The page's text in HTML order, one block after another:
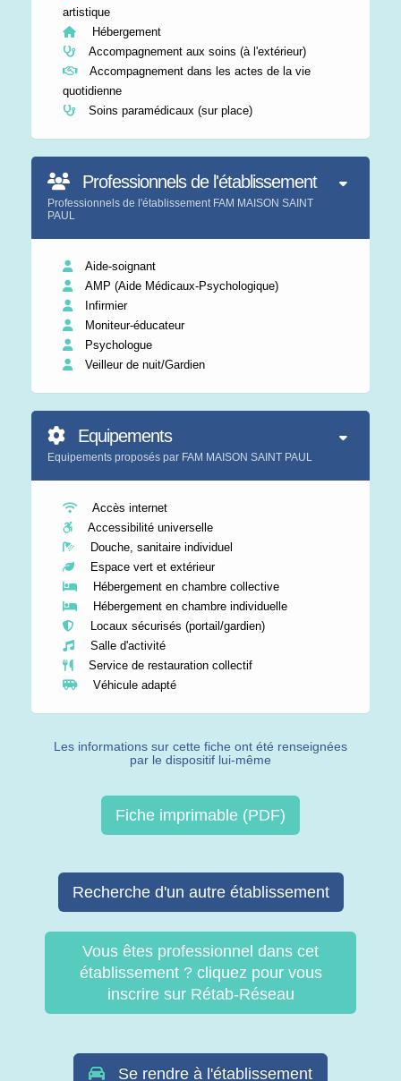
artistique
Hébergement
Accompagnement aux soins (à l'extérieur)
Accompagnement dans les actes de la vie
quotidienne
Soins paramédicaux (sur place)
Professionnels de l'établissement
Professionnels de l'établissement FAM MAISON SAINT
PAUL
Aide-soignant
AMP (Aide Médicaux-Psychologique)
Infirmier
Moniteur-éducateur
Psychologue
Veilleur de nuit/Gardien
Equipements
Equipements proposés par FAM MAISON SAINT PAUL
Accès internet
Accessibilité universelle
Douche, sanitaire individuel
Espace vert et extérieur
Hébergement en chambre collective
Hébergement en chambre individuelle
Locaux sécurisés (portail/gardien)
Salle d'activité
Service de restauration collectif
Véhicule adapté
Les informations sur cette fiche ont été renseignées
par le dispositif lui-même
Fiche imprimable (PDF)
Recherche d'un autre établissement
Vous êtes professionnel dans cet
établissement ? cliquez pour vous
inscrire sur Rétab-Réseau
Se rendre à l'établissement